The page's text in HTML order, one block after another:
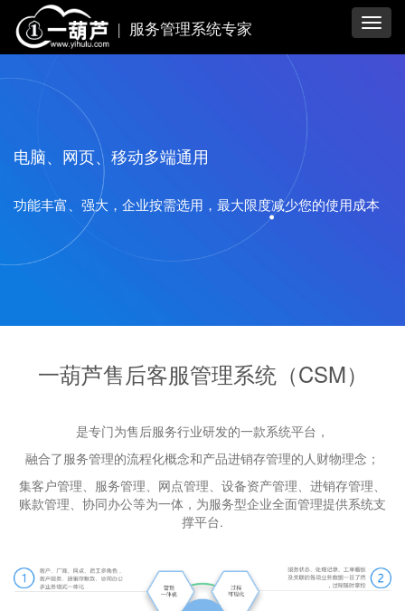
| 服务管理系统专家
电脑、网页、移动多端通用
功能丰富、强大，企业按需选用，最大限度减少您的使用成本
一葫芦售后客服管理系统（CSM）
是专门为售后服务行业研发的一款系统平台，
融合了服务管理的流程化概念和产品进销存管理的人财物理念；
集客户管理、服务管理、网点管理、设备资产管理、进销存管理、
账款管理、协同办公等为一体，为服务型企业全面管理提供系统支
撑平台.